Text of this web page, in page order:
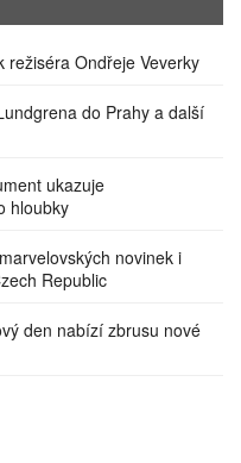
režiséra Ondřeje Veverky
do Prahy a další
ukazuje
hloubky
novinek i
Republic
den nabízí zbrusu nové